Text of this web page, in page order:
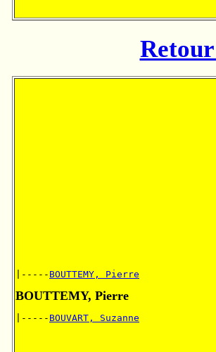
|----- BOUTTEMY, Pierre
BOUTTEMY, Pierre
|----- BOUVART, Suzanne